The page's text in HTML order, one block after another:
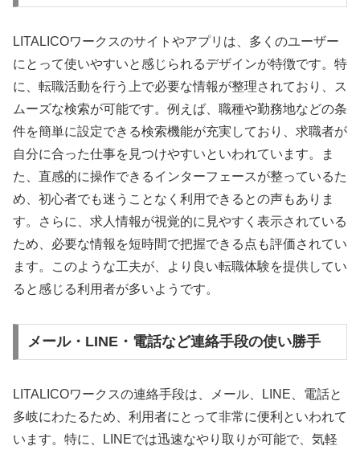
LITALICOワークスのサイトやアプリは、多くのユーザー
にとって使いやすいと感じられるデザインが特徴です。特
に、転職活動を行う上で必要な情報が整理されており、ス
ムーズな検索が可能です。例えば、職種や勤務地などの条
件を簡単に設定できる検索機能が充実しており、求職者が
自分に合った仕事を見つけやすいといわれています。ま
た、直感的に操作できるインターフェースが整っているた
め、初心者でも迷うことなく利用できるとの声もありま
す。さらに、求人情報が視覚的に見やすく表示されている
ため、必要な情報を短時間で把握できる点も評価されてい
ます。このような工夫が、より良い転職体験を提供してい
ると感じる利用者が多いようです。
メール・LINE・電話など連絡手段の使い勝手
LITALICOワークスの連絡手段は、メール、LINE、電話と
多岐にわたるため、利用者にとって非常に便利といわれて
います。特に、LINEでは迅速なやり取りが可能で、気軽